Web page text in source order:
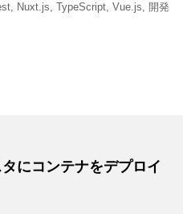
, Nuxt.js, TypeScript, Vue.js, 開発
にコンテナをデプロイ